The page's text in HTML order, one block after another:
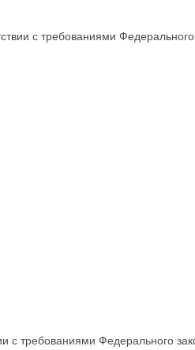
с требованиями
с требованиями Федерального